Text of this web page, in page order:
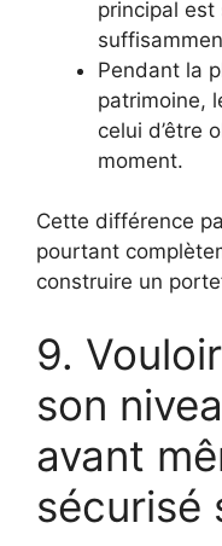
principal
Pendant la
patrimoine,
celui d’être
moment.
Cette différence
pourtant
construire un
9.
son
avant
sécurisé